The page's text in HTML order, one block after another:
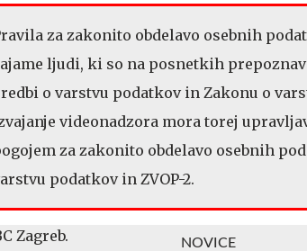
za zakonito obdelavo osebnih
ljudi, ki so na posnetkih
o varstvu podatkov in Zakonu o
videonadzora mora torej
za zakonito obdelavo osebnih
podatkov in ZVOP-2.
NOVICE